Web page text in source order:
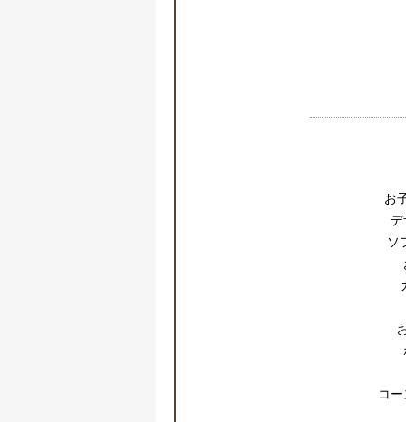
お
デ
ソ
コ